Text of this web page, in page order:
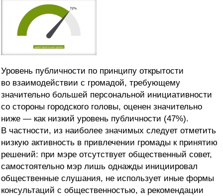
Уровень публичности по принципу открытости
во взаимодействии с громадой, требующему
значительно большей персональной инициативности
со стороны городского головы, оценен значительно
ниже — как низкий уровень публичности (47%).
В частности, из наиболее значимых следует отметить
низкую активность в привлечении громады к принятию
решений: при мэре отсутствует общественный совет,
самостоятельно мэр лишь однажды инициировал
общественные слушания, не использует иные формы
консультаций с общественностью, а рекомендации